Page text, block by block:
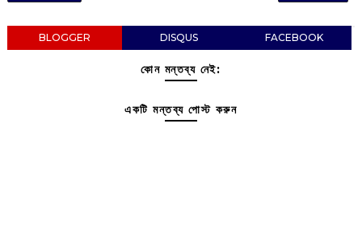
BLOGGER DISQUS FACEBOOK
কোন মন্তব্য নেই:
একটি মন্তব্য পোস্ট করুন